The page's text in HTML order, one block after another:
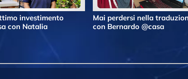
investimento
con Natalia
Mai perdersi nella
con Bernardo @casa